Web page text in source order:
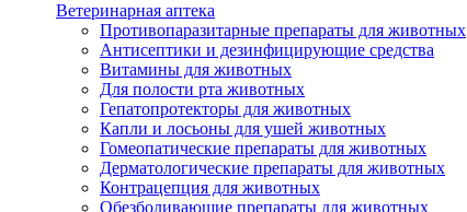
Ветеринарная аптека
Противопаразитарные препараты для животных
Антисептики и дезинфицирующие средства
Витамины для животных
Для полости рта животных
Гепатопротекторы для животных
Капли и лосьоны для ушей животных
Гомеопатические препараты для животных
Дерматологические препараты для животных
Контрацепция для животных
Обезболивающие препараты для животных